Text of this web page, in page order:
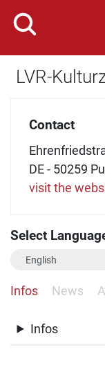
LVR-
Contact
DE - 50259
visit the
Select
Infos News
Infos